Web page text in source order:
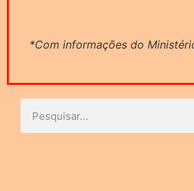
*Com informações do